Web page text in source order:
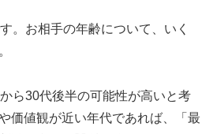
。お相手の年齢について、いく
ら30代後半の可能性が高いと考
価値観が近い年代であれば、「最